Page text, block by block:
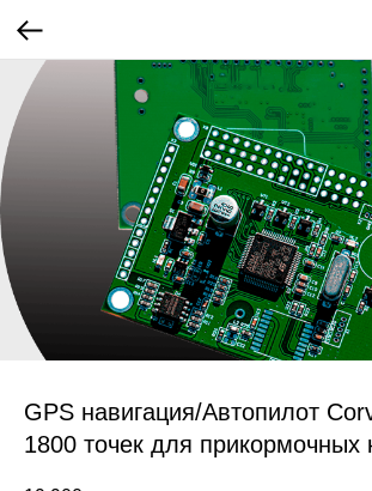
GPS навигация/Автопилот
1800 точек для прикормочных